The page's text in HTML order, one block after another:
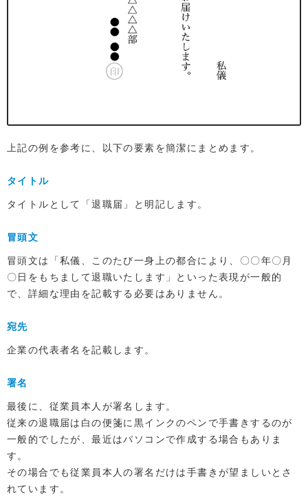
上記の例を参考に、以下の要素を簡潔にまとめます。
タイトル
タイトルとして「退職届」と明記します。
冒頭文
冒頭文は「私儀、このたび一身上の都合により、〇〇年〇月
〇日をもちまして退職いたします」といった表現が一般的
で、詳細な理由を記載する必要はありません。
宛先
企業の代表者名を記載します。
署名
最後に、従業員本人が署名します。
従来の退職届は白の便箋に黒インクのペンで手書きするのが
一般的でしたが、最近はパソコンで作成する場合もありま
す。
その場合でも従業員本人の署名だけは手書きが望ましいとさ
れています。